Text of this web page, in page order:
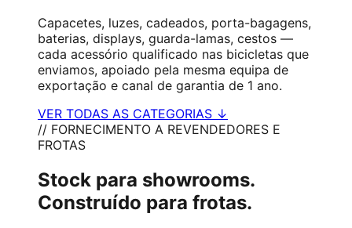
Capacetes, luzes, cadeados, porta-bagagens,
baterias, displays, guarda-lamas, cestos —
cada acessório qualificado nas bicicletas que
enviamos, apoiado pela mesma equipa de
exportação e canal de garantia de 1 ano.
VER TODAS AS CATEGORIAS ↓
// FORNECIMENTO A REVENDEDORES E
FROTAS
Stock para showrooms.
Construído para frotas.